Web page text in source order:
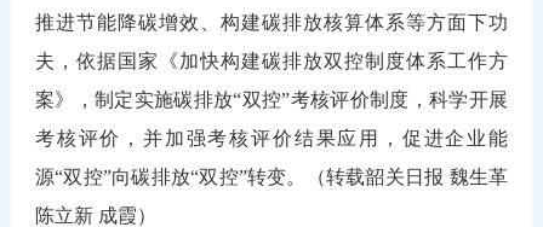
推进节能降碳增效、构建碳排放核算体系等方面下功
夫，依据国家《加快构建碳排放双控制度体系工作方
案》，制定实施碳排放“双控”考核评价制度，科学开展
考核评价，并加强考核评价结果应用，促进企业能
源“双控”向碳排放“双控”转变。（转载韶关日报 魏生革
陈立新 成霞）